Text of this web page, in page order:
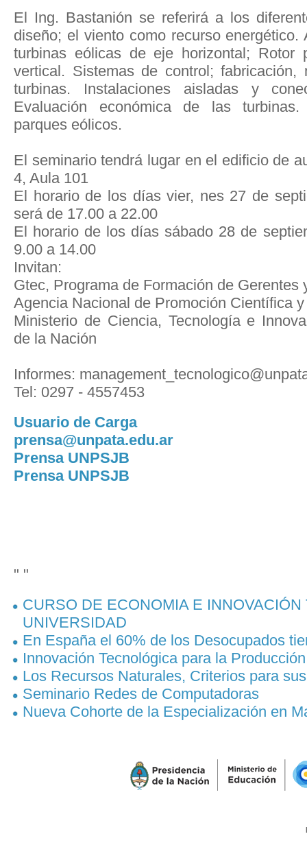
El Ing. Bastanión se referirá a los
diseño; el viento como recurso
turbinas eólicas de eje horizontal; Rotor
vertical. Sistemas de control;
turbinas. Instalaciones aisladas y
Evaluación económica de las
parques eólicos.
El seminario tendrá lugar en el edificio de
4, Aula 101
El horario de los días vier, nes 27 de
será de 17.00 a 22.00
El horario de los días sábado 28 de
9.00 a 14.00
Invitan:
Gtec, Programa de Formación de Gerentes
Agencia Nacional de Promoción Científica
Ministerio de Ciencia, Tecnología e
de la Nación
Informes:
Tel: 0297 - 4557453
Usuario de Carga
prensa@unpata.edu.ar
Prensa UNPSJB
Prensa UNPSJB
" "
CURSO DE ECONOMIA E
UNIVERSIDAD
En España el 60% de los Desocupados
Innovación Tecnológica para la
Los Recursos Naturales, Criterios para
Seminario Redes de Computadoras
Nueva Cohorte de la Especialización en